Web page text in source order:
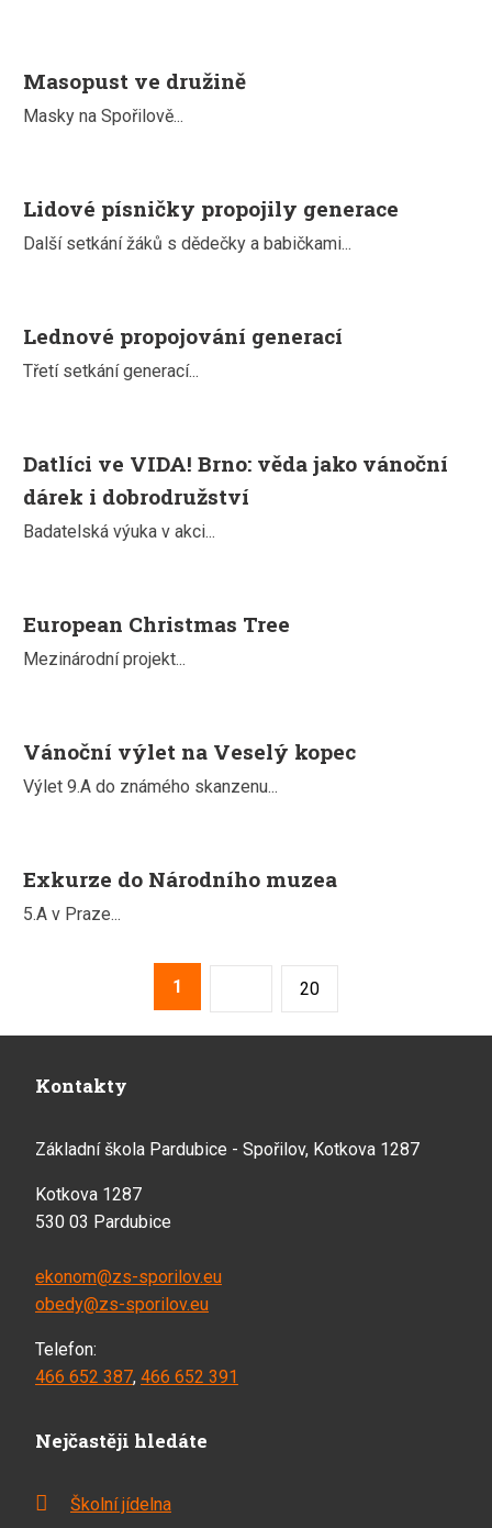
Masopust ve družině
Masky na Spořilově...
Lidové písničky propojily generace
Další setkání žáků s dědečky a babičkami...
Lednové propojování generací
Třetí setkání generací...
Datlíci ve VIDA! Brno: věda jako vánoční
dárek i dobrodružství
Badatelská výuka v akci...
European Christmas Tree
Mezinárodní projekt...
Vánoční výlet na Veselý kopec
Výlet 9.A do známého skanzenu...
Exkurze do Národního muzea
5.A v Praze...
1 Následující20
Kontakty
Základní škola Pardubice - Spořilov, Kotkova 1287
Kotkova 1287
530 03 Pardubice
ekonom@zs-sporilov.eu
obedy@zs-sporilov.eu
Telefon:
466 652 387, 466 652 391
Nejčastěji hledáte
Školní jídelna